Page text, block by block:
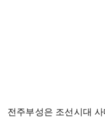
전주부성은 조선시대